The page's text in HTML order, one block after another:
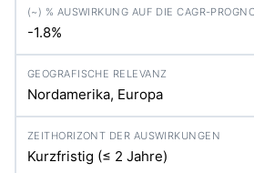
-1.8%
Nordamerika, Europa
Kurzfristig (≤ 2 Jahre)